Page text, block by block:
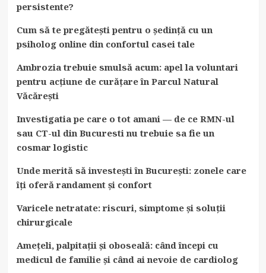
persistente?
Cum să te pregătești pentru o ședință cu un
psiholog online din confortul casei tale
Ambrozia trebuie smulsă acum: apel la voluntari
pentru acțiune de curățare în Parcul Natural
Văcărești
Investigatia pe care o tot amani — de ce RMN-ul
sau CT-ul din Bucuresti nu trebuie sa fie un
cosmar logistic
Unde merită să investești în București: zonele care
îți oferă randament și confort
Varicele netratate: riscuri, simptome și soluții
chirurgicale
Amețeli, palpitații și oboseală: când începi cu
medicul de familie și când ai nevoie de cardiolog